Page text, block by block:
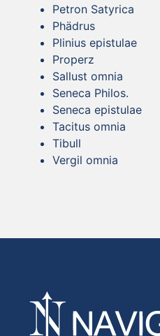
Petron Satyrica
Phädrus
Plinius epistulae
Properz
Sallust omnia
Seneca Philos.
Seneca epistulae
Tacitus omnia
Tibull
Vergil omnia